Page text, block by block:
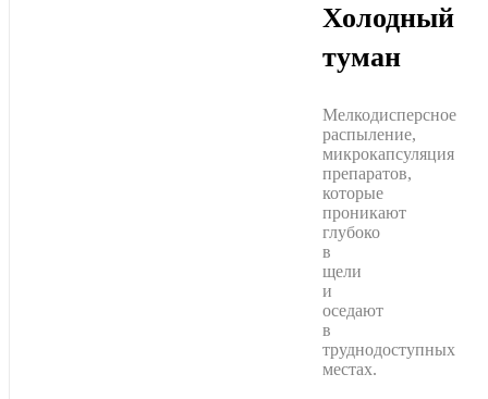
Холодный
туман
Мелкодисперсное
распыление,
микрокапсуляция
препаратов,
которые
проникают
глубоко
в
щели
и
оседают
в
труднодоступных
местах.